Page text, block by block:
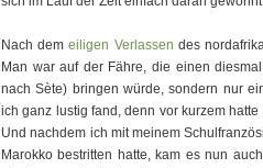
Nach demeiligen Verlassen des
Man war auf der Fähre, die einen
nach Sète) bringen würde, sondern nur
ich ganz lustig fand, denn vor kurzem
Und nachdem ich mit meinem
Marokko bestritten hatte, kam es nun